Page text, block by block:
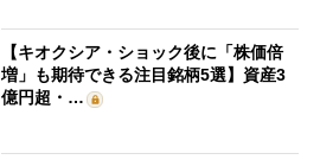
【キオクシア・ショック後に「株価倍
増」も期待できる注目銘柄5選】資産3
億円超・…